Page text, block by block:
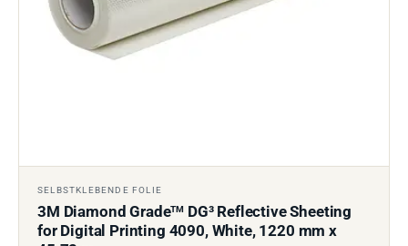
SELBSTKLEBENDE FOLIE
3M Diamond GradeTM DG³ Reflective Sheeting
for Digital Printing 4090, White, 1220 mm x